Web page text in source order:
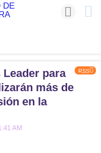
RSS
Leader para
más de
en la
AM